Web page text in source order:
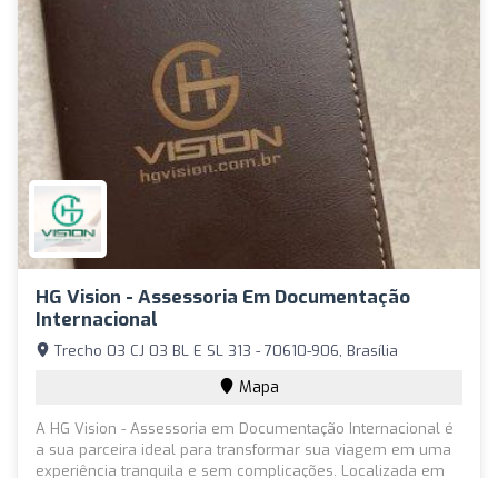
HG Vision - Assessoria Em Documentação
Internacional
Trecho 03 CJ 03 BL E SL 313 - 70610-906, Brasília
Mapa
A HG Vision - Assessoria em Documentação Internacional é
a sua parceira ideal para transformar sua viagem em uma
experiência tranquila e sem complicações. Localizada em